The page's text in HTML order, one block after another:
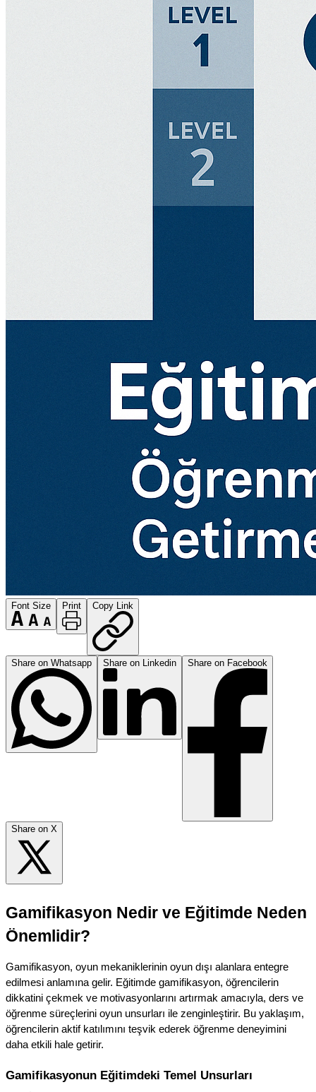
Font Size Print Copy Link
Share on Whatsapp Share on Linkedin Share on Facebook
Share on X
Gamifikasyon Nedir ve Eğitimde Neden
Önemlidir?
Gamifikasyon, oyun mekaniklerinin oyun dışı alanlara entegre
edilmesi anlamına gelir. Eğitimde gamifikasyon, öğrencilerin
dikkatini çekmek ve motivasyonlarını artırmak amacıyla, ders ve
öğrenme süreçlerini oyun unsurları ile zenginleştirir. Bu yaklaşım,
öğrencilerin aktif katılımını teşvik ederek öğrenme deneyimini
daha etkili hale getirir.
Gamifikasyonun Eğitimdeki Temel Unsurları